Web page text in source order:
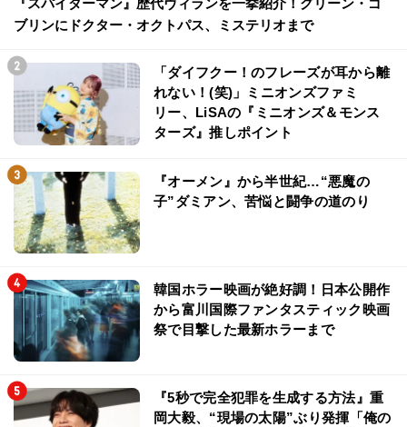
『スパイダーマン』歴代ヴィランを一挙紹介！グリーン・ゴ
ブリンにドクター・オクトパス、ミステリオまで
「ダイフクー！のフレーズが耳から離
れない！(笑)」ミニオンズファミ
リー、LiSAの『ミニオンズ＆モンス
ターズ』推しポイント
『オーメン』から半世紀…“悪魔の
子”ダミアン、苦悩と闘争の道のり
韓国ホラー映画が絶好調！日本公開作
から富川国際ファンタスティック映画
祭で目撃した最新ホラーまで
『5秒で完全犯罪を生成する方法』重
岡大毅、“現場の太陽”ぶり発揮「俺の